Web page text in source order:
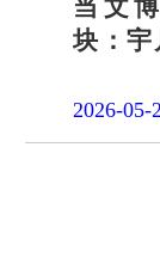
当文
块：宇
答卷
2026-05-